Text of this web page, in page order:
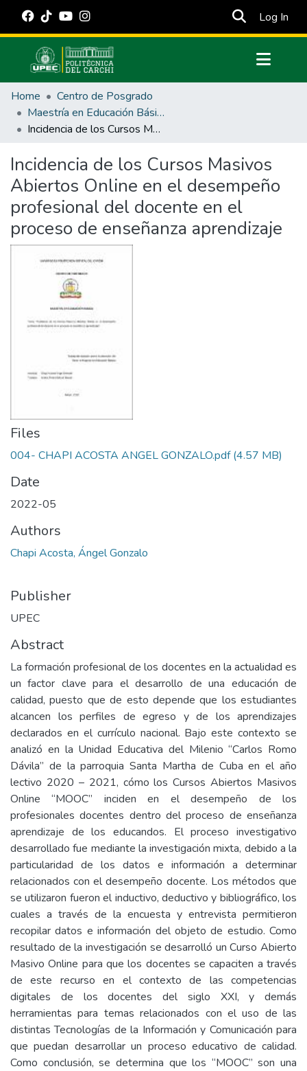
Log In
Communities & Collections
All of DSpace
Statistics
Estadísticas Externas
Manuales
Home
Centro de Posgrado
Maestría en Educación Básica
Incidencia de los Cursos Masivos Abiertos Online en el desempeño profesional del docente en el proceso de enseñanza aprendizaje
Incidencia de los Cursos Masivos
Abiertos Online en el desempeño
profesional del docente en el
proceso de enseñanza aprendizaje
Files
004- CHAPI ACOSTA ANGEL GONZALO.pdf(4.57 MB)
Date
2022-05
Authors
Chapi Acosta, Ángel Gonzalo
Publisher
UPEC
Abstract
La formación profesional de los docentes en la actualidad es
un factor clave para el desarrollo de una educación de
calidad, puesto que de esto depende que los estudiantes
alcancen los perfiles de egreso y de los aprendizajes
declarados en el currículo nacional. Bajo este contexto se
analizó en la Unidad Educativa del Milenio “Carlos Romo
Dávila” de la parroquia Santa Martha de Cuba en el año
lectivo 2020 – 2021, cómo los Cursos Abiertos Masivos
Online “MOOC” inciden en el desempeño de los
profesionales docentes dentro del proceso de enseñanza
aprendizaje de los educandos. El proceso investigativo
desarrollado fue mediante la investigación mixta, debido a la
particularidad de los datos e información a determinar
relacionados con el desempeño docente. Los métodos que
se utilizaron fueron el inductivo, deductivo y bibliográfico‚ los
cuales a través de la encuesta y entrevista permitieron
recopilar datos e información del objeto de estudio. Como
resultado de la investigación se desarrolló un Curso Abierto
Masivo Online para que los docentes se capaciten a través
de este recurso en el contexto de las competencias
digitales de los docentes del siglo XXI, y demás
herramientas para temas relacionados con el uso de las
distintas Tecnologías de la Información y Comunicación para
que puedan desarrollar un proceso educativo de calidad.
Como conclusión‚ se determina que los “MOOC” son una